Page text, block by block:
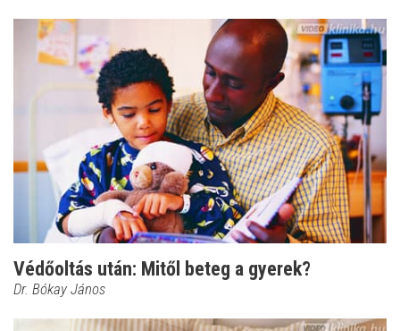
Védőoltás után: Mitől beteg a gyerek?
Dr. Bókay János